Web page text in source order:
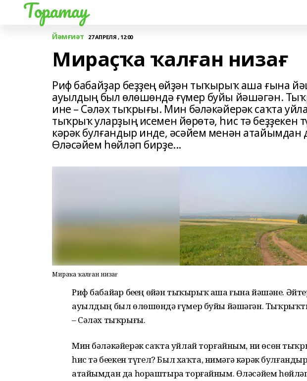
Торатау
Йәмғиәт 27 АПРЕЛЯ , 12:00
Мираҫҡа ҡалған низағ
Риф бабайҙар беҙҙең өйҙән тыҡырыҡ аша ғына
ауылдың был өлөшөндә ғүмер буйы йәшәгән.
ине – Сәләх тыҡрығы. Мин бәләкәйерәк саҡта
тыҡрыҡ уларҙың исемен йөрөтә, һис тә беҙҙекен
кәрәк булғандыр инде, әсәйем менән
Өләсәйем һөйләп бирҙе...
Мираҫҡа ҡалған низағ
Риф бабайҙар беҙҙең өйҙән тыҡырыҡ аша ғына йәшәне.
ауылдың был өлөшөндә ғүмер буйы йәшәгән.
– Сәләх тыҡрығы.
Мин бәләкәйерәк саҡта уйлай торғайным, ни өсөн
һис тә беҙҙекен түгел? Был хаҡта, нимәгә кәрәк
атайымдан да һораштыра торғайным. Өләсәйем һөйләп